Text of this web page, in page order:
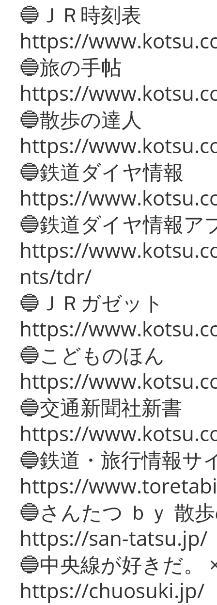
🔵ＪＲ時刻表
https://
🔵旅の手帖
https://
🔵散歩の達人
https://
🔵鉄道ダイヤ情報
https://
🔵鉄道ダイヤ情報ア
https://
nts/tdr/
🔵ＪＲガゼット
https://
🔵こどものほん
https://
🔵交通新聞社新書
https://
🔵鉄道・旅行情報サ
https://
🔵さんたつ ｂｙ 散
https://san-tatsu.jp/
🔵中央線が好きだ。
https://chuosuki.jp/